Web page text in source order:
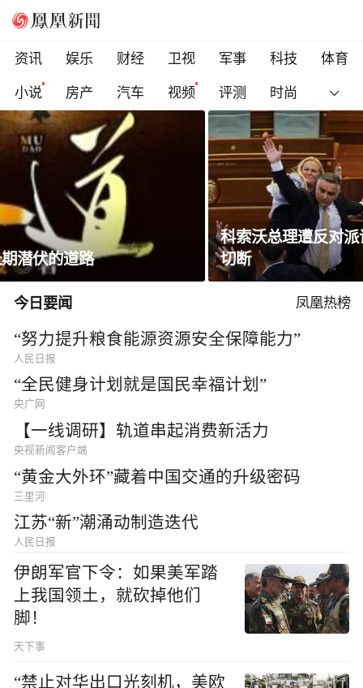
资讯 娱乐 财经 卫视 军事 科技
体育
小说
房产 汽车 视频 评测 时尚
科索沃总理遭反对派议员扔鸡蛋，直播被紧急
切断
今日要闻 凤凰热榜
“努力提升粮食能源资源安全保障能力”
人民日报
“全民健身计划就是国民幸福计划”
央广网
【一线调研】轨道串起消费新活力
央视新闻客户端
“黄金大外环”藏着中国交通的升级密码
三里河
江苏“新”潮涌动制造迭代
人民日报
伊朗军官下令：如果美军踏
上我国领土，就砍掉他们
脚！
天下事
“禁止对华出口光刻机，美欧